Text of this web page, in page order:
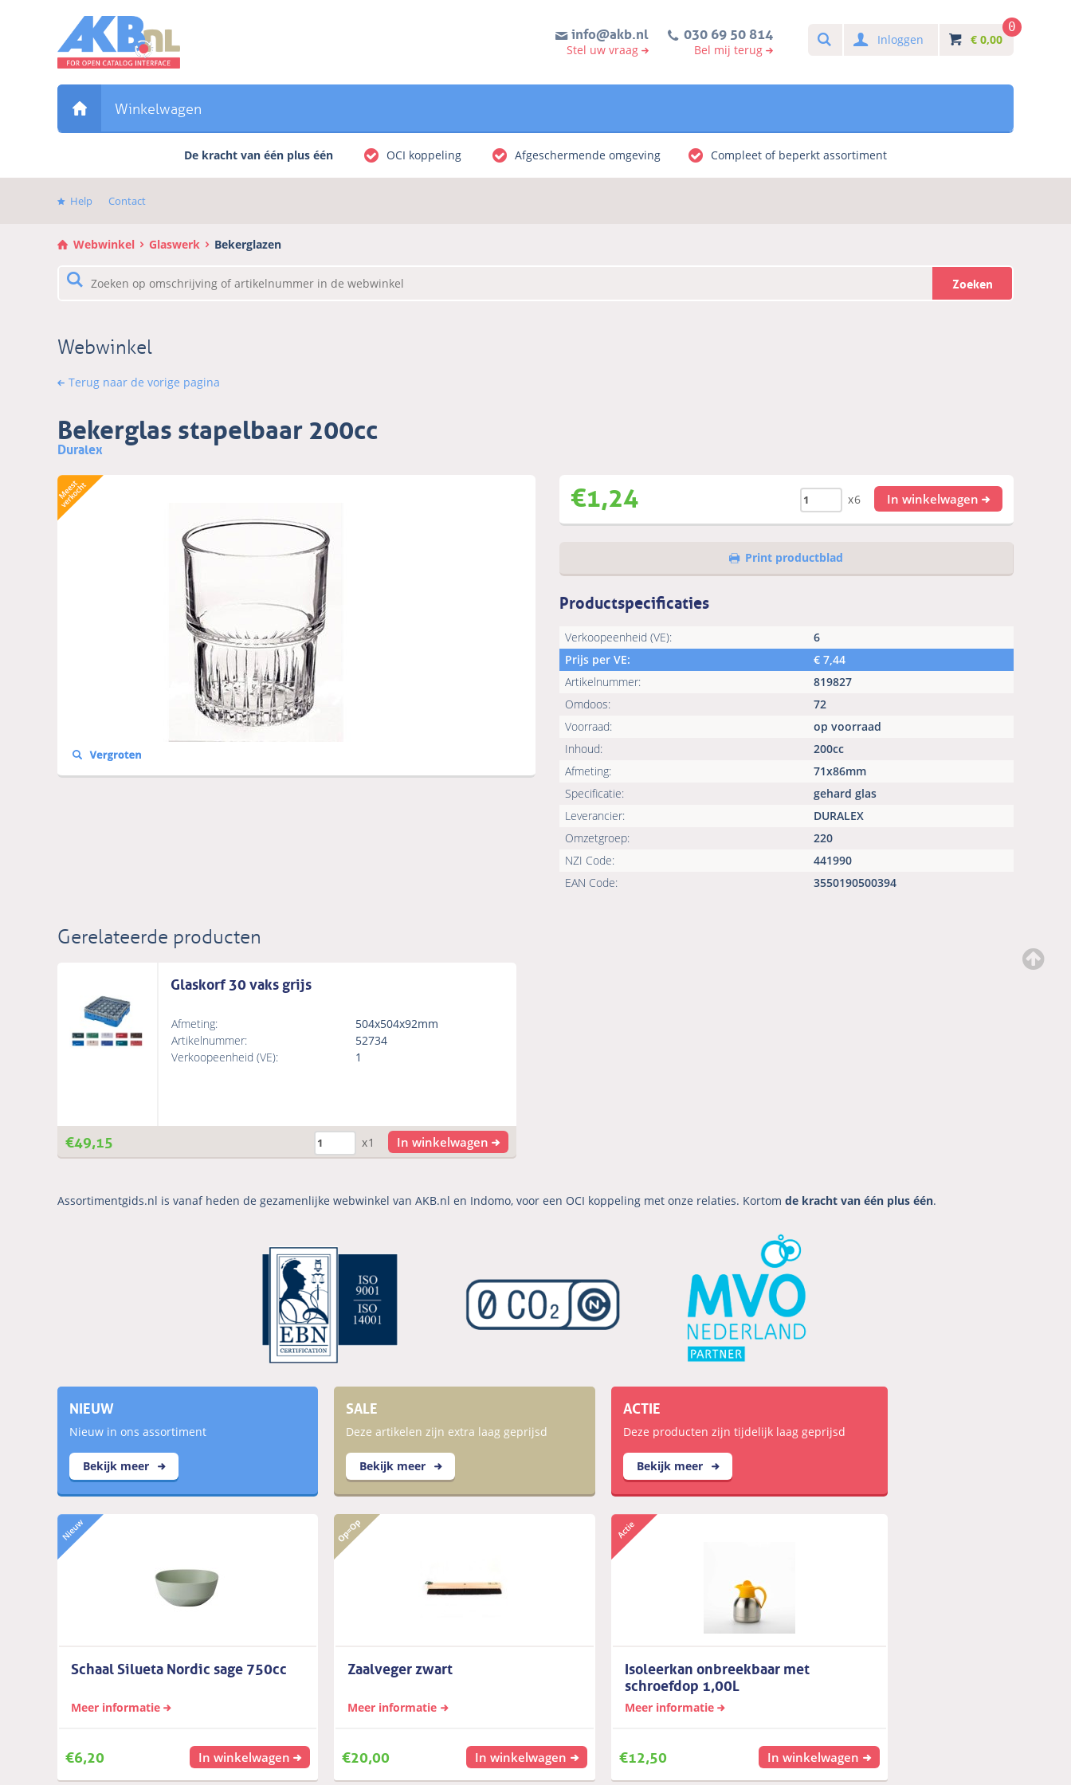
Direct
het
hoofdmenu
info@akb.nl
Stel uw vraag
030 69 50 814
Bel mij terug
SearchInloggen € 0,00
0
Winkelwagen
De kracht van één plus één OCI koppeling Afgeschermende omgeving Compleet of beperkt assortiment
Help Contact
Webwinkel Glaswerk Bekerglazen
Zoeken
Webwinkel
Terug naar de vorige pagina
Bekerglas stapelbaar 200cc
Duralex
€1,24 x6 In winkelwagen
Print productblad
Productspecificaties
Verkoopeenheid (VE):
6
Prijs per VE:
€ 7,44
Artikelnummer:
819827
Omdoos:
72
Voorraad:
op voorraad
Inhoud:
200cc
Afmeting:
71x86mm
Specificatie:
gehard glas
Leverancier:
DURALEX
Omzetgroep:
220
NZI Code:
441990
EAN Code:
3550190500394
Gerelateerde producten
Glaskorf 30 vaks grijs
Afmeting:
504x504x92mm
Artikelnummer:
52734
Verkoopeenheid (VE):
1
€49,15 x1 In winkelwagen
Assortimentgids.nl is vanaf heden de gezamenlijke webwinkel van AKB.nl en Indomo, voor een OCI koppeling met onze relaties. Kortom de kracht van één plus één.
NIEUW
Nieuw in ons assortiment
Bekijk meer
Schaal Silueta Nordic sage 750cc
Meer informatie
€6,20 In winkelwagen
SALE
Deze artikelen zijn extra laag geprijsd
Bekijk meer
Zaalveger zwart
Meer informatie
€20,00 In winkelwagen
ACTIE
Deze producten zijn tijdelijk laag geprijsd
Bekijk meer
Isoleerkan onbreekbaar met
schroefdop 1,00L
Meer informatie
€12,50 In winkelwagen